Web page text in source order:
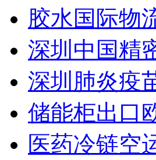
胶水国际物
深圳中国精
深圳肺炎疫
储能柜出口
医药冷链空